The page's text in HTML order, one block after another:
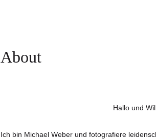
About
Hallo und
Ich bin Michael Weber und fotografiere